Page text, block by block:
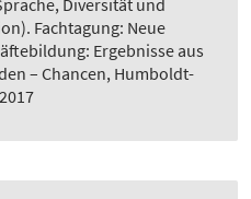
Diversität und
Fachtagung: Neue
Ergebnisse aus
– Chancen, Humboldt-